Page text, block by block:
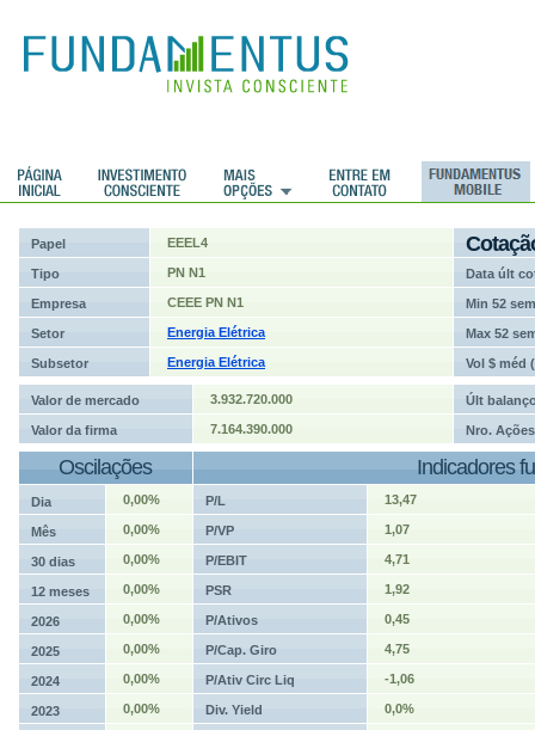
Papel EEEL4
Tipo PN N1 Data últ
Empresa CEEE PN N1 Min 52 sem
Setor Energia Elétrica Max 52
Subsetor Energia Elétrica Vol $ méd
Valor de mercado 3.932.720.000 Últ
Valor da firma 7.164.390.000 Nro. Ações
Oscilações Indicadores
Dia 0,00% P/L 13,47
Mês 0,00% P/VP 1,07
30 dias 0,00% P/EBIT 4,71
12 meses 0,00% PSR 1,92
2026 0,00% P/Ativos 0,45
2025 0,00% P/Cap. Giro 4,75
2024 0,00% P/Ativ Circ Liq -1,06
2023 0,00% Div. Yield 0,0%